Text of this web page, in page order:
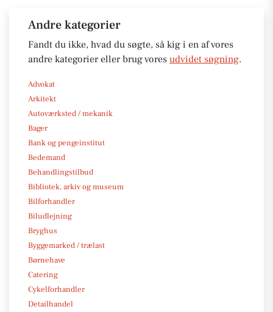
Andre kategorier
Fandt du ikke, hvad du søgte, så kig i en af vores
andre kategorier eller brug vores udvidet søgning.
Advokat
Arkitekt
Autoværksted / mekanik
Bager
Bank og pengeinstitut
Bedemand
Behandlingstilbud
Bibliotek, arkiv og museum
Bilforhandler
Biludlejning
Bryghus
Byggemarked / trælast
Børnehave
Catering
Cykelforhandler
Detailhandel